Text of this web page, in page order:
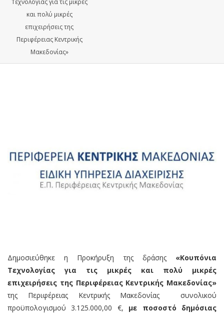
Τεχνολογίας για τις μικρές
και πολύ μικρές
επιχειρήσεις της
Περιφέρειας Κεντρικής
Μακεδονίας»
Δημοσιεύθηκε η Προκήρυξη της δράσης «Κουπόνια
Τεχνολογίας για τις μικρές και πολύ μικρές
επιχειρήσεις της Περιφέρειας Κεντρικής Μακεδονίας»
της Περιφέρειας Κεντρικής Μακεδονίας συνολικού
προϋπολογισμού 3.125.000,00 €, με ποσοστό δημόσιας